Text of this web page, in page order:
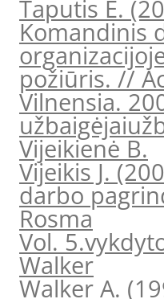
Taputis E.
Komandinis
požiūris. //
Vilnensia.
užbaigėjai
Vijeikienė B.
Vijeikis J.
darbo
Rosma
Vol. 5.
Walker
Walker A.